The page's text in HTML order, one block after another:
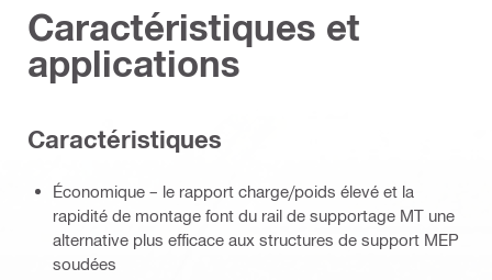
Caractéristiques et
applications
Caractéristiques
Économique – le rapport charge/poids élevé et la
rapidité de montage font du rail de supportage MT une
alternative plus efficace aux structures de support MEP
soudées